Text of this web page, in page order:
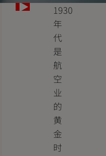
1930
年
代
是
航
空
业
的
黄
金
时